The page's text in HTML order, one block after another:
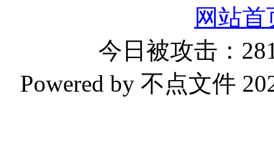
网站首
今日被攻击：
Powered by 不点文件